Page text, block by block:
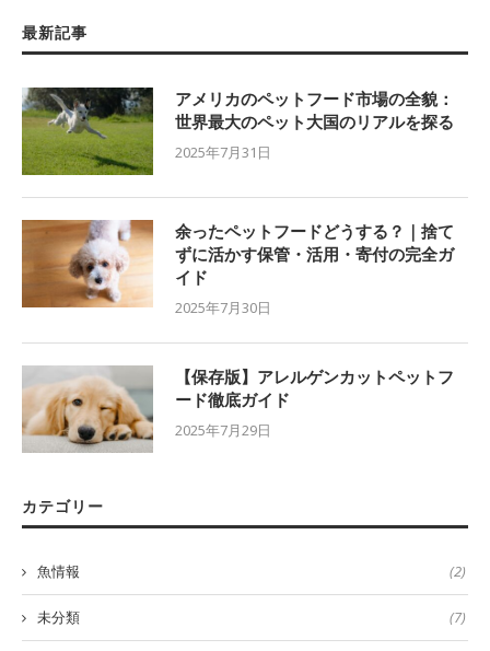
最新記事
アメリカのペットフード市場の全貌：
世界最大のペット大国のリアルを探る
2025年7月31日
余ったペットフードどうする？｜捨て
ずに活かす保管・活用・寄付の完全ガ
イド
2025年7月30日
【保存版】アレルゲンカットペットフ
ード徹底ガイド
2025年7月29日
カテゴリー
魚情報 (2)
未分類 (7)